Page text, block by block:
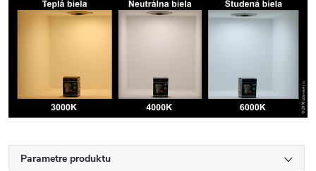
Parametre produktu